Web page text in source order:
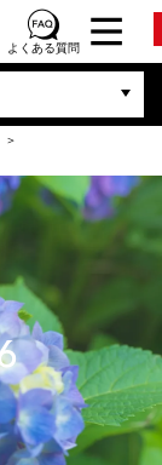
よくある質問